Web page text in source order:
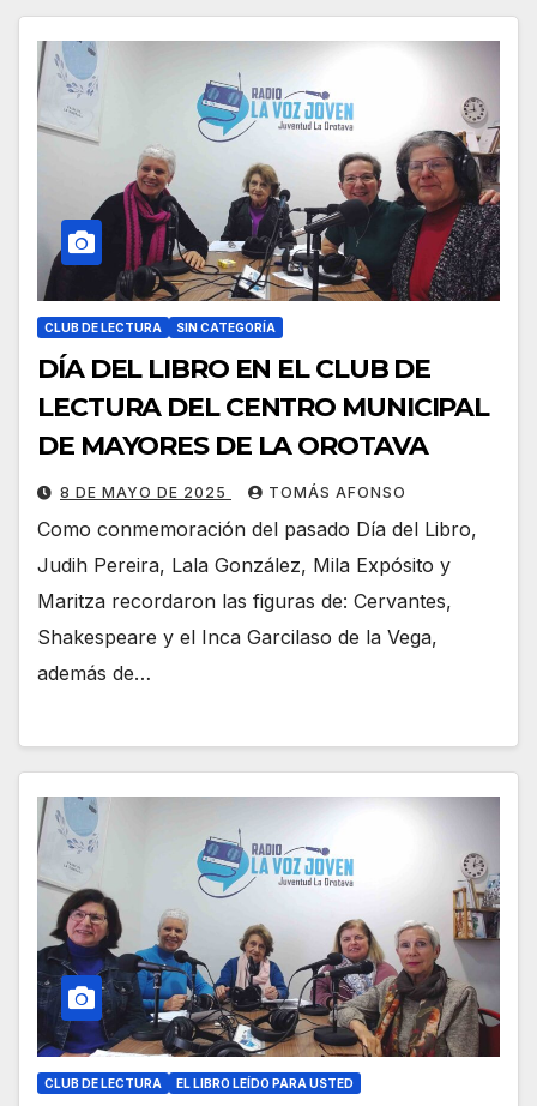
CLUB DE LECTURA SIN CATEGORÍA
DÍA DEL LIBRO EN EL CLUB DE
LECTURA DEL CENTRO MUNICIPAL
DE MAYORES DE LA OROTAVA
8 DE MAYO DE 2025 TOMÁS AFONSO
Como conmemoración del pasado Día del Libro,
Judih Pereira, Lala González, Mila Expósito y
Maritza recordaron las figuras de: Cervantes,
Shakespeare y el Inca Garcilaso de la Vega,
además de…
CLUB DE LECTURA EL LIBRO LEÍDO PARA USTED